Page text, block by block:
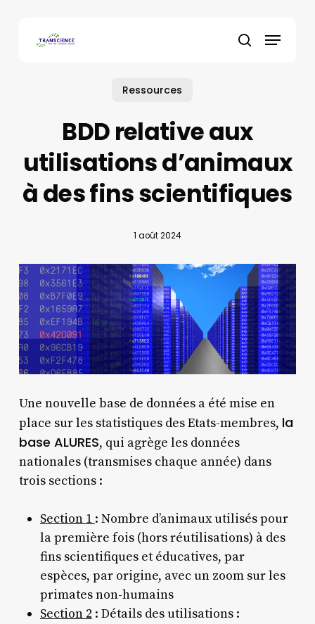
recherche
Menu
Ressources
BDD relative aux
utilisations d’animaux
à des fins scientifiques
1 août 2024
Une nouvelle base de données a été mise en
place sur les statistiques des Etats-membres, la
base ALURES, qui agrège les données
nationales (transmises chaque année) dans
trois sections :​
Section 1 : Nombre d’animaux utilisés pour
la première fois (hors réutilisations) à des
fins scientifiques et éducatives, par
espèces, par origine, avec un zoom sur les
primates non-humains
Section 2 : Détails des utilisations :